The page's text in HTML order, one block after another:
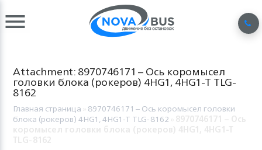
Attachment: 8970746171 – Ось коромысел
головки блока (рокеров) 4HG1, 4HG1-T TLG-
8162
Главная страница 8970746171 – Ось коромысел головки
блока (рокеров) 4HG1, 4HG1-T TLG-8162